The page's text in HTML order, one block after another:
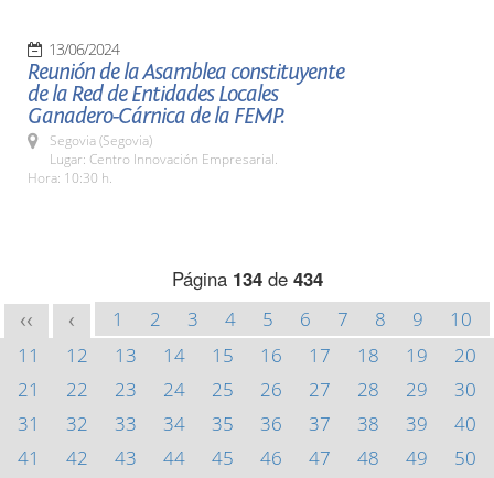
13/06/2024
Reunión de la Asamblea constituyente
de la Red de Entidades Locales
Ganadero-Cárnica de la FEMP.
Segovia (Segovia)
Lugar: Centro Innovación Empresarial.
Hora: 10:30 h.
Página 134de 434
<< < 1 2 3 4 5 6 7 8 9
10
11
12 13 14 15 16 17 18 19
20
21
22 23 24 25 26 27 28 29
30
31
32 33 34 35 36 37 38 39
40
41
42 43 44 45 46 47 48 49
50